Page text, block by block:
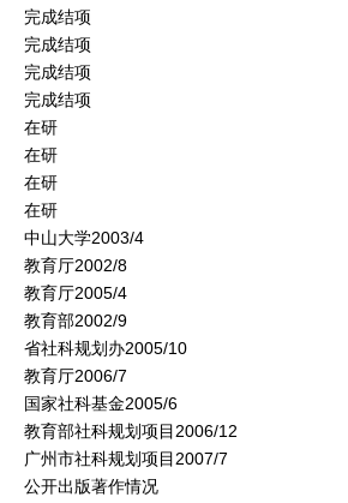
完成结项
完成结项
完成结项
完成结项
在研
在研
在研
在研
中山大学2003/4
教育厅2002/8
教育厅2005/4
教育部2002/9
省社科规划办2005/10
教育厅2006/7
国家社科基金2005/6
教育部社科规划项目2006/12
广州市社科规划项目2007/7
公开出版著作情况